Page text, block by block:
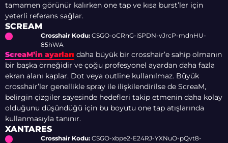
tamamen görünür kalırken one tap ve kısa burst’ler için
yeterli referans sağlar.
SCREAM
Crosshair Kodu: CSGO-oCRnG-iSPDN-vJrcP-mdnHU-
85hWA
ScreaM’in ayarları daha büyük bir crosshair’e sahip olmanın
bir başka örneğidir ve çoğu profesyonel ayardan daha fazla
ekran alanı kaplar. Dot veya outline kullanılmaz. Büyük
crosshair’ler genellikle spray ile ilişkilendirilse de ScreaM,
belirgin çizgiler sayesinde hedefleri takip etmenin daha kolay
olduğunu düşündüğü için bu boyutu one tap atışlarında
kullanmasıyla tanınır.
XANTARES
Crosshair Kodu: CSGO-xbpe2-E24RJ-YXNuO-pQvt8-